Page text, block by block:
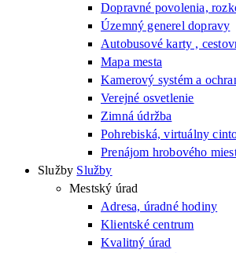
Dopravné povolenia,
Územný generel dopravy
Autobusové karty ,
Mapa mesta
Kamerový systém a
Verejné osvetlenie
Zimná údržba
Pohrebiská, virtuálny
Prenájom hrobového
Služby Služby
Mestský úrad
Adresa, úradné hodiny
Klientské centrum
Kvalitný úrad